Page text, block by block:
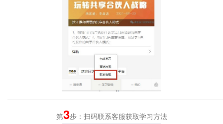
第3步：扫码联系客服获取学习方法